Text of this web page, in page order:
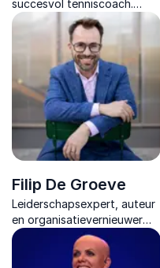
succesvol tenniscoach.
Reset je mindset, krijg
hernieuwde energie en
bereik meer dan je ooit had
durven dromen.
Filip De Groeve
Leiderschapsexpert, auteur
en organisatievernieuwer
die laat zien hoe trots,
vertrouwen en open